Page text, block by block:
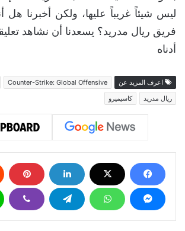
ليس شيئاً غريباً عليها، ولكن أخبرنا
فريق ريال مدريد؟ يسعدنا أن نشاهد
أدناه
اعرف المزيد عن Counter-Strike: Global Offensive
ريال مدريد
كاسيميرو